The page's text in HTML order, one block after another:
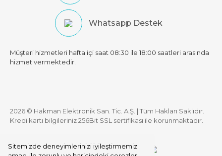
Sitemizde deneyimlerinizi iyileştirmemiz
Whatsapp Destek
Müşteri hizmetleri hafta içi saat 08:30 ile 18:00 saatleri arasında
hizmet vermektedir.
2026 © Hakman Elektronik San. Tic. A.Ş. | Tüm Hakları Saklıdır.
Kredi kartı bilgileriniz 256Bit SSL sertifikası ile korunmaktadır.